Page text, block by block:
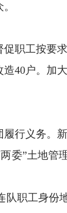
职工按要
40户。加
行义务。新
委”土地
职工身